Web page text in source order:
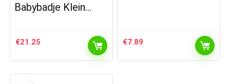
Babybadje Klein…
€21.25 €7.89